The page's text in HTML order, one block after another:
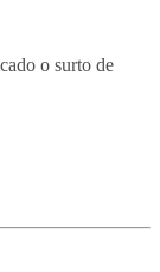
o surto de